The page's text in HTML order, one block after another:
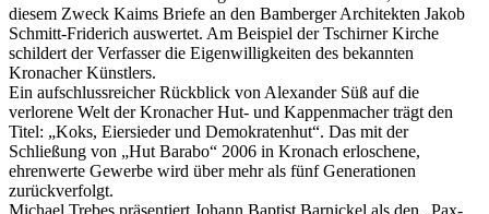
diesem Zweck Kaims Briefe an den Bamberger Architekten Jakob
Schmitt-Friderich auswertet. Am Beispiel der Tschirner Kirche
schildert der Verfasser die Eigenwilligkeiten des bekannten
Kronacher Künstlers.
Ein aufschlussreicher Rückblick von Alexander Süß auf die
verlorene Welt der Kronacher Hut- und Kappenmacher trägt den
Titel: „Koks, Eiersieder und Demokratenhut“. Das mit der
Schließung von „Hut Barabo“ 2006 in Kronach erloschene,
ehrenwerte Gewerbe wird über mehr als fünf Generationen
zurückverfolgt.